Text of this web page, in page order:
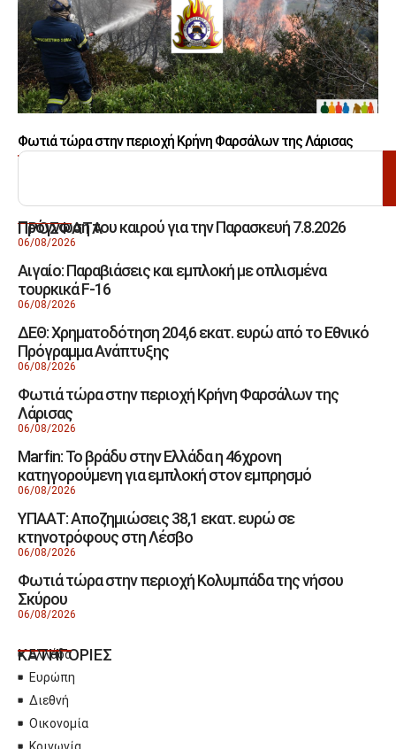
Φωτιά τώρα στην περιοχή Κρήνη Φαρσάλων της Λάρισας
ΑΝΑΖΗΤΗΣΗ
ΠΡΟΣΦΑΤΑ
Πρόγνωση του καιρού για την Παρασκευή 7.8.2026
06/08/2026
Αιγαίο: Παραβιάσεις και εμπλοκή με οπλισμένα
τουρκικά F-16
06/08/2026
ΔΕΘ: Χρηματοδότηση 204,6 εκατ. ευρώ από το Εθνικό
Πρόγραμμα Ανάπτυξης
06/08/2026
Φωτιά τώρα στην περιοχή Κρήνη Φαρσάλων της
Λάρισας
06/08/2026
Marfin: Το βράδυ στην Ελλάδα η 46χρονη
κατηγορούμενη για εμπλοκή στον εμπρησμό
06/08/2026
ΥΠΑΑΤ: Αποζημιώσεις 38,1 εκατ. ευρώ σε
κτηνοτρόφους στη Λέσβο
06/08/2026
Φωτιά τώρα στην περιοχή Κολυμπάδα της νήσου
Σκύρου
06/08/2026
ΚΑΤΗΓΟΡΙΕΣ
Ελλάδα
Ευρώπη
Διεθνή
Οικονομία